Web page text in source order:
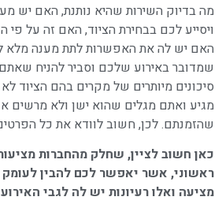
מה בדיוק השירות שהיא נותנת, האם יש
ויסייע לכם בבחירת הציוד, האם זה על
האם יש לה את האפשרות לתת מענה מלא
שמדובר באירוע שלכם וסביר להניח
סיכונים מיותרים של מקרים בהם הציוד
מגיע ואתם מגלים שהוא ישן ולא מרשים
שהזמנתם. לכן, חשוב לוודא את כל
כאן חשוב לציין, שחלק מהחברות
ראשוני, אשר יאפשר לכם להבין
מציעה ואלו רעיונות יש לה לגבי